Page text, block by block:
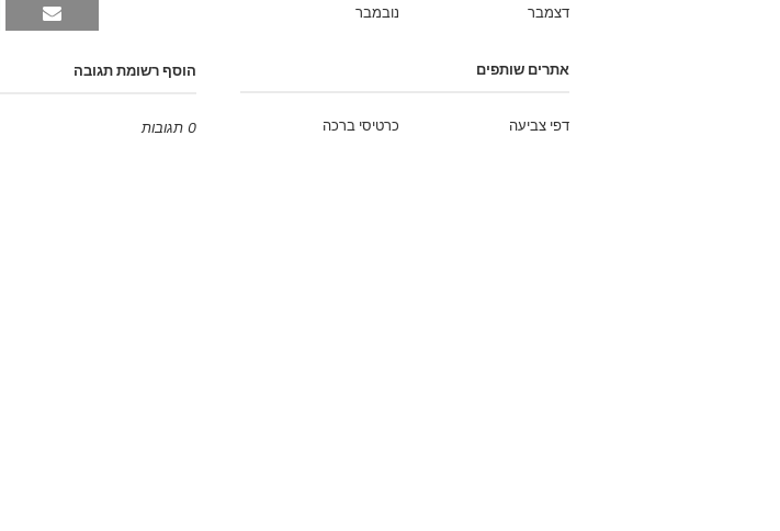
הוסף רשומת תגובה
0 תגובות
נובמבר
דצמבר
אתרים שותפים
כרטיסי ברכה דפי צביעה